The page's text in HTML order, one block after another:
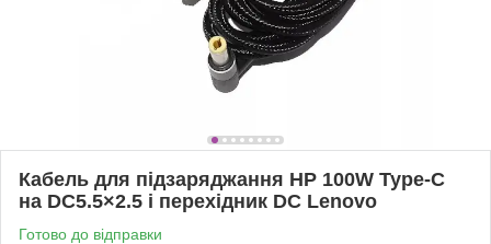
Кабель для підзаряджання HP 100W Type-C
на DC5.5×2.5 і перехідник DC Lenovo
Готово до відправки